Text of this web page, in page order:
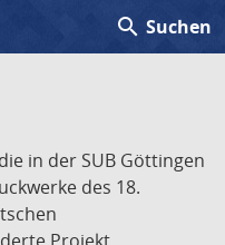
search Suchen
in der SUB Göttingen
des 18.